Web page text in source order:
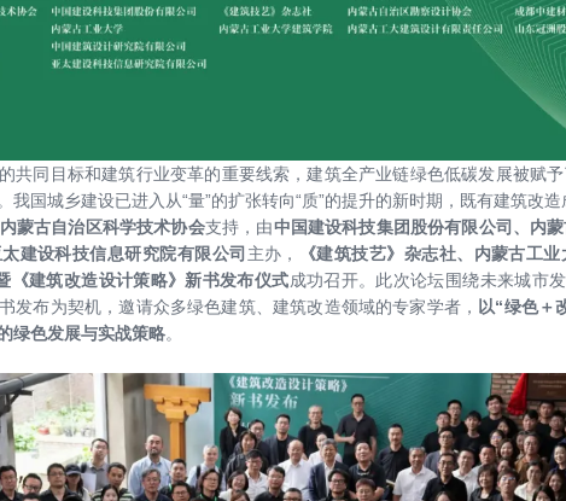
共同目标和建筑行业变革的重要线索，建筑全产业链绿色低碳发展被赋
我国城乡建设已进入从“量”的扩张转向“质”的提升的新时期，既有建筑改造
内蒙古自治区科学技术协会支持，由中国建设科技集团股份有限公司、内
建设科技信息研究院有限公司 主办， 《建筑技艺》杂志社、内蒙古工
《建筑改造设计策略》新书发布仪式成功召开。 此次论坛围绕未来城市
发布为契机，邀请众多绿色建筑、建筑改造领域的专家学者， 以“绿色＋
绿色发展与实战策略。